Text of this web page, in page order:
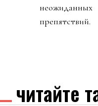
неожиданных
препятствий.
читайте